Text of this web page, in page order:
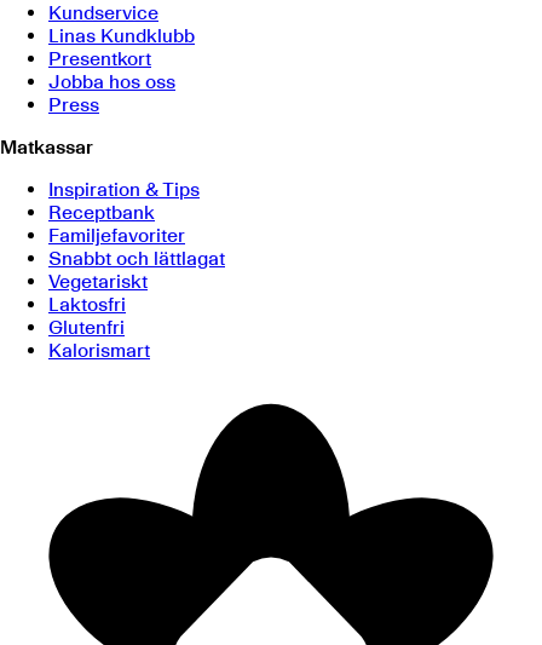
Kundservice
Linas Kundklubb
Presentkort
Jobba hos oss
Press
Matkassar
Inspiration & Tips
Receptbank
Familjefavoriter
Snabbt och lättlagat
Vegetariskt
Laktosfri
Glutenfri
Kalorismart